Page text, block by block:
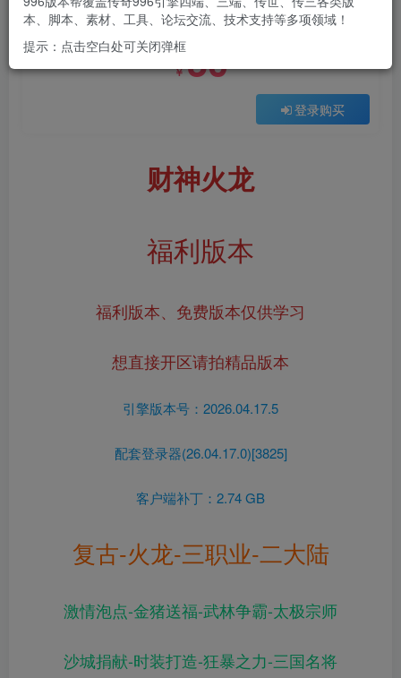
财神火龙
此内容为付费资源，请付费后查看
￥50
登录购买
财神火龙
福利版本
福利版本、免费版本仅供学习
想直接开区请拍精品版本
引擎版本号：2026.04.17.5
配套登录器(26.04.17.0)[3825]
客户端补丁：2.74 GB
复古-火龙-三职业-二大陆
激情泡点-金猪送福-武林争霸-太极宗师
沙城捐献-时装打造-狂暴之力-三国名将
本、脚本、素材、工具、论坛交流、技术支持等多项领域！
提示：点击空白处可关闭弹框